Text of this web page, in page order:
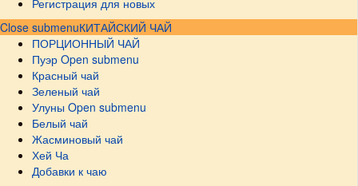
Регистрация для новых
Close submenuКИТАЙСКИЙ ЧАЙ
ПОРЦИОННЫЙ ЧАЙ
Пуэр Open submenu
Красный чай
Зеленый чай
Улуны Open submenu
Белый чай
Жасминовый чай
Хей Ча
Добавки к чаю